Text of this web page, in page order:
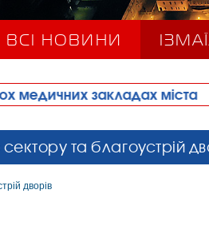
ВСІ НОВИНИ
міста • В Ізмаїлі
та благоустрій